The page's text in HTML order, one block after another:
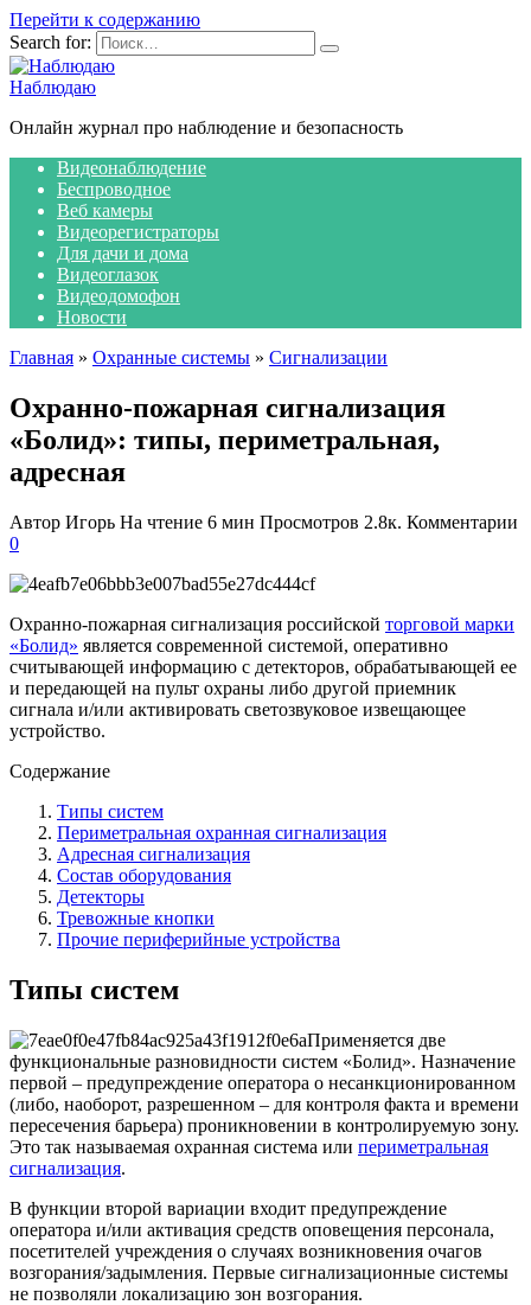
Перейти к содержанию
Search for:
Наблюдаю
Онлайн журнал про наблюдение и безопасность
Видеонаблюдение
Беспроводное
Веб камеры
Видеорегистраторы
Для дачи и дома
Видеоглазок
Видеодомофон
Новости
Главная » Охранные системы » Сигнализации
Охранно-пожарная сигнализация
«Болид»: типы, периметральная,
адресная
Автор Игорь На чтение 6 мин Просмотров 2.8к. Комментарии
0
Охранно-пожарная сигнализация российской торговой марки
«Болид» является современной системой, оперативно
считывающей информацию с детекторов, обрабатывающей ее
и передающей на пульт охраны либо другой приемник
сигнала и/или активировать светозвуковое извещающее
устройство.
Содержание
Типы систем
Периметральная охранная сигнализация
Адресная сигнализация
Состав оборудования
Детекторы
Тревожные кнопки
Прочие периферийные устройства
Типы систем
Применяется две
функциональные разновидности систем «Болид». Назначение
первой – предупреждение оператора о несанкционированном
(либо, наоборот, разрешенном – для контроля факта и времени
пересечения барьера) проникновении в контролируемую зону.
Это так называемая охранная система или периметральная
сигнализация.
В функции второй вариации входит предупреждение
оператора и/или активация средств оповещения персонала,
посетителей учреждения о случаях возникновения очагов
возгорания/задымления. Первые сигнализационные системы
не позволяли локализацию зон возгорания.